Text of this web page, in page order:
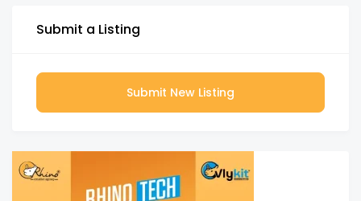
Submit a Listing
Submit New Listing